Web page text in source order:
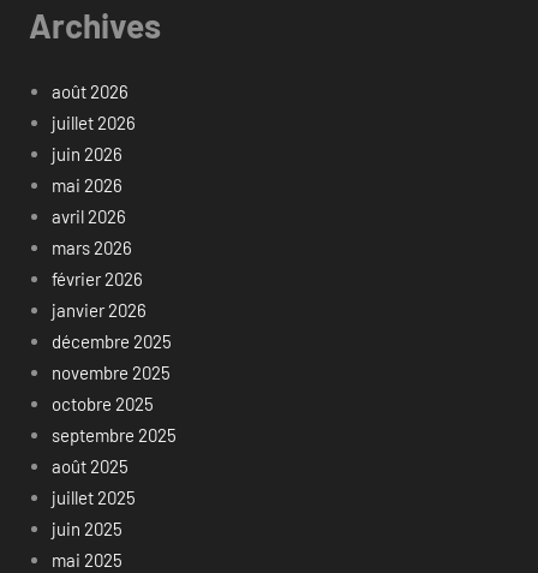
Archives
août 2026
juillet 2026
juin 2026
mai 2026
avril 2026
mars 2026
février 2026
janvier 2026
décembre 2025
novembre 2025
octobre 2025
septembre 2025
août 2025
juillet 2025
juin 2025
mai 2025